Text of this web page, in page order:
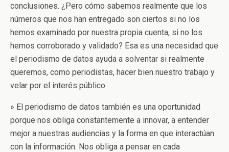
conclusiones. ¿Pero cómo sabemos realmente que los
números que nos han entregado son ciertos si no los
hemos examinado por nuestra propia cuenta, si no los
hemos corroborado y validado? Esa es una necesidad que
el periodismo de datos ayuda a solventar si realmente
queremos, como periodistas, hacer bien nuestro trabajo y
velar por el interés público.
» El periodismo de datos también es una oportunidad
porque nos obliga constantemente a innovar, a entender
mejor a nuestras audiencias y la forma en que interactúan
con la información. Nos obliga a pensar en cada